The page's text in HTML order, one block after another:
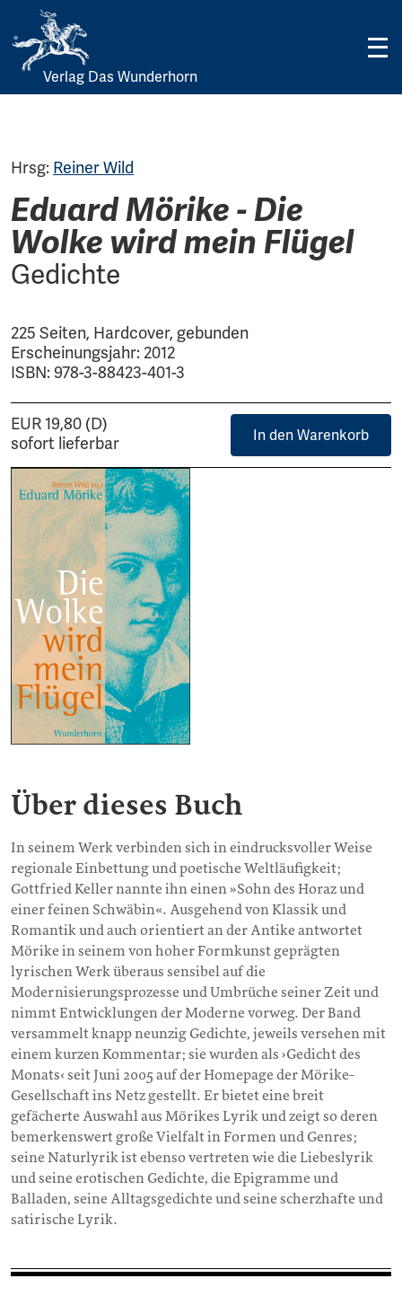
Skip
Verlag Das Wunderhorn
Hrsg: Reiner Wild
Eduard Mörike - Die
Wolke wird mein Flügel
Gedichte
225 Seiten, Hardcover, gebunden
Erscheinungsjahr: 2012
ISBN: 978-3-88423-401-3
EUR 19,80 (D)
sofort lieferbar
In den Warenkorb
Über dieses Buch
In seinem Werk verbinden sich in eindrucksvoller Weise
regionale Einbettung und poetische Weltläufigkeit;
Gottfried Keller nannte ihn einen »Sohn des Horaz und
einer feinen Schwäbin«. Ausgehend von Klassik und
Romantik und auch orientiert an der Antike antwortet
Mörike in seinem von hoher Formkunst geprägten
lyrischen Werk überaus sensibel auf die
Modernisierungsprozesse und Umbrüche seiner Zeit und
nimmt Entwicklungen der Moderne vorweg. Der Band
versammelt knapp neunzig Gedichte, jeweils versehen mit
einem kurzen Kommentar; sie wurden als ›Gedicht des
Monats‹ seit Juni 2005 auf der Homepage der Mörike-
Gesellschaft ins Netz gestellt. Er bietet eine breit
gefächerte Auswahl aus Mörikes Lyrik und zeigt so deren
bemerkenswert große Vielfalt in Formen und Genres;
seine Naturlyrik ist ebenso vertreten wie die Liebeslyrik
und seine erotischen Gedichte, die Epigramme und
Balladen, seine Alltagsgedichte und seine scherzhafte und
satirische Lyrik.